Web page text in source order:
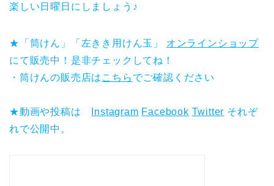
楽しい日曜日にしましょう♪
★「筒けん」「左きき用けん玉」 オンラインショップ
にて販売中！是非チェックしてね！
・筒けんの販売店は こちら でご確認ください
★動画や投稿は Instagram Facebook Twitter それぞ
れで公開中。